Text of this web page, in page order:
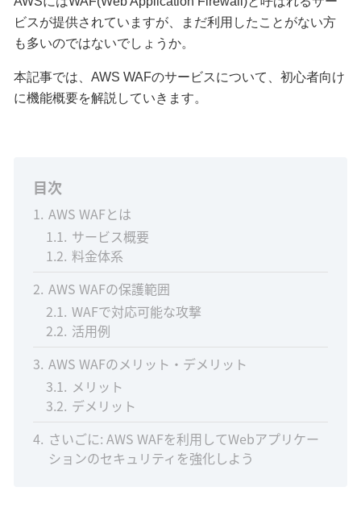
ビスが提供されていますが、まだ利用したことがない方
も多いのではないでしょうか。
本記事では、AWS WAFのサービスについて、初心者向け
に機能概要を解説していきます。
目次
1 AWS WAFとは
1.1 サービス概要
1.2 料金体系
2 AWS WAFの保護範囲
2.1 WAFで対応可能な攻撃
2.2 活用例
3 AWS WAFのメリット・デメリット
3.1 メリット
3.2 デメリット
4 さいごに: AWS WAFを利用してWebアプリケー
ションのセキュリティを強化しよう